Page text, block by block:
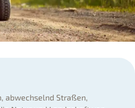
abwechselnd Straßen,